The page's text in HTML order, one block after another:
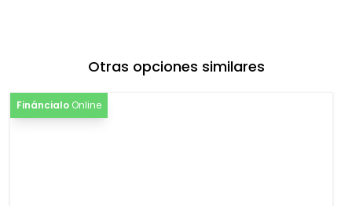
km
Otras opciones similares
Fináncialo Online